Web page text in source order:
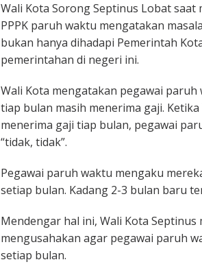
Wali Kota Sorong Septinus Lobat saat
PPPK paruh waktu mengatakan
bukan hanya dihadapi Pemerintah
pemerintahan di negeri ini.
Wali Kota mengatakan pegawai
tiap bulan masih menerima gaji.
menerima gaji tiap bulan, pegawai
“tidak, tidak”.
Pegawai paruh waktu mengaku
setiap bulan. Kadang 2-3 bulan baru
Mendengar hal ini, Wali Kota Septinus
mengusahakan agar pegawai paruh
setiap bulan.